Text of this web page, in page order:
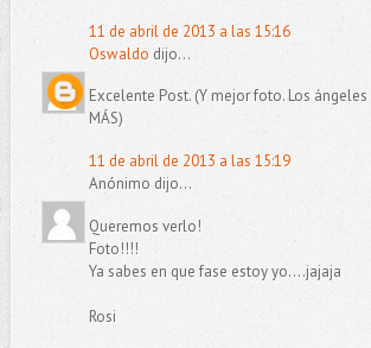
11 de abril de 2013 a las 15:16
Oswaldo dijo...
Excelente Post. (Y mejor foto. Los
MÁS)
11 de abril de 2013 a las 15:19
Anónimo dijo...
Queremos verlo!
Foto!!!!
Ya sabes en que fase estoy yo....jajaja
Rosi